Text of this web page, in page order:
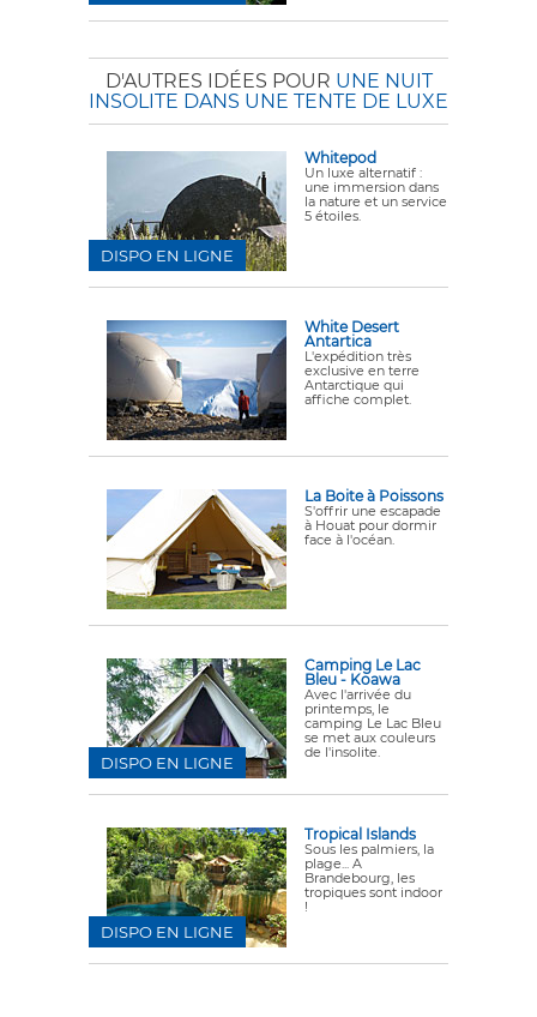
D'AUTRES IDÉES POUR UNE NUIT
INSOLITE DANS UNE TENTE DE LUXE
Whitepod
Un luxe alternatif :
une immersion dans
la nature et un service
5 étoiles.
DISPO EN LIGNE
White Desert
Antartica
L'expédition très
exclusive en terre
Antarctique qui
affiche complet.
La Boite à Poissons
S'offrir une escapade
à Houat pour dormir
face à l'océan.
Camping Le Lac
Bleu - Koawa
Avec l'arrivée du
printemps, le
camping Le Lac Bleu
se met aux couleurs
de l'insolite.
DISPO EN LIGNE
Tropical Islands
Sous les palmiers, la
plage... A
Brandebourg, les
tropiques sont indoor
!
DISPO EN LIGNE